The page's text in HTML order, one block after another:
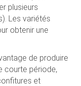
plusieurs
Les variétés
obtenir une
de produire
courte période,
et